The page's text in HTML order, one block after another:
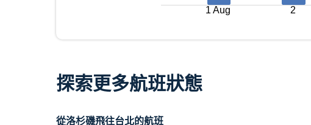
1 Aug 2
探索更多航班狀態
從洛杉磯飛往台北的航班